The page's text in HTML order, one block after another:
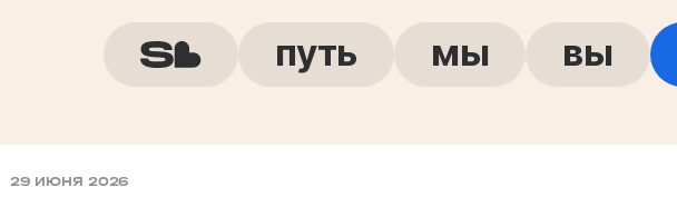
путь мы вы
29 ИЮНЯ 2026